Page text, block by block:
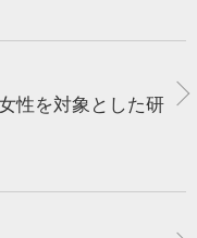
性を対象とした研